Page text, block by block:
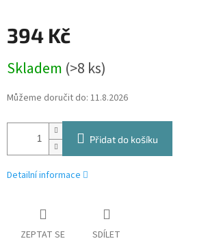
394 Kč
cena:
Skladem (>8 ks)
Můžeme doručit do: 11.8.2026
Přidat do košíku
Detailní informace
ZEPTAT SE SDÍLET